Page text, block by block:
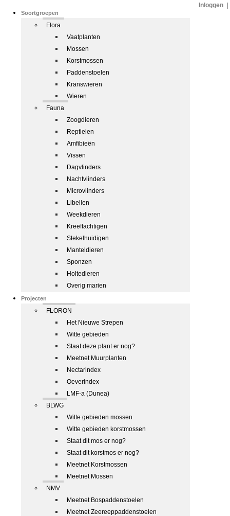
Soortgroepen
Flora
Vaatplanten
Mossen
Korstmossen
Paddenstoelen
Kranswieren
Wieren
Fauna
Zoogdieren
Reptielen
Amfibieën
Vissen
Dagvlinders
Nachtvlinders
Microvlinders
Libellen
Weekdieren
Kreeftachtigen
Stekelhuidigen
Manteldieren
Sponzen
Holtedieren
Overig marien
Projecten
FLORON
Het Nieuwe Strepen
Witte gebieden
Staat deze plant er nog?
Meetnet Muurplanten
Nectarindex
Oeverindex
LMF-a (Dunea)
BLWG
Witte gebieden mossen
Witte gebieden korstmossen
Staat dit mos er nog?
Staat dit korstmos er nog?
Meetnet Korstmossen
Meetnet Mossen
NMV
Meetnet Bospaddenstoelen
Meetnet Zeereeppaddenstoelen
Inloggen